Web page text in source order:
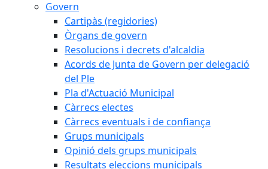
Govern
Cartipàs (regidories)
Òrgans de govern
Resolucions i decrets d'alcaldia
Acords de Junta de Govern per delegació
del Ple
Pla d'Actuació Municipal
Càrrecs electes
Càrrecs eventuals i de confiança
Grups municipals
Opinió dels grups municipals
Resultats eleccions municipals